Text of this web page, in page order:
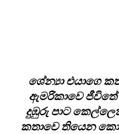
ශේන්‍යා එයාගෙ
ඇමරිකාවෙ
දුඹුරු පාට
කතාවෙ තියෙන